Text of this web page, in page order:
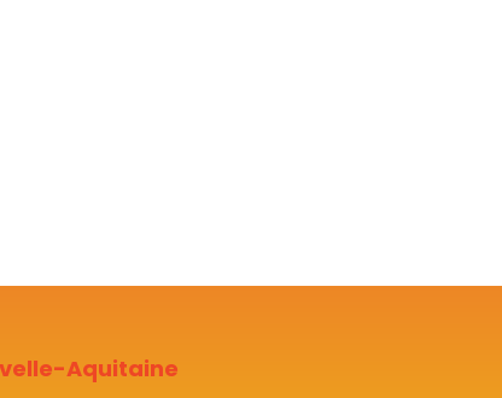
Aquitaine